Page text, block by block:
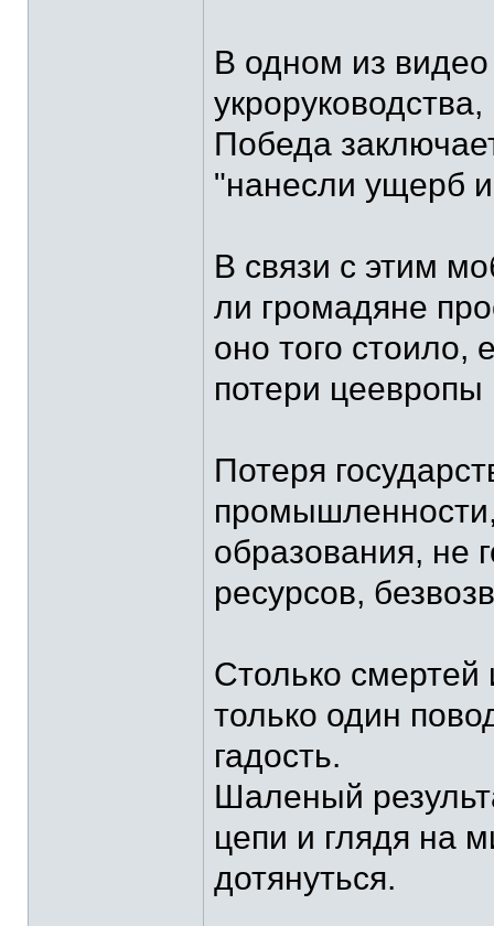
В одном из
Победа
"нанесли ущерб
В связи с этим
ли громадяне
оно того стоило,
потери
Потеря
образования, не
ресурсов,
Столько смертей
только один
гадость.
Шаленый
цепи и глядя на
дотянуться.